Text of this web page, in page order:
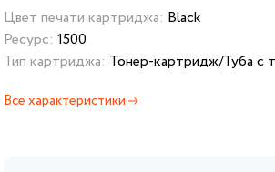
Цвет печати картриджа: Black
Ресурс: 1500
Тип картриджа: Тонер-картридж/Туба с
Все характеристики